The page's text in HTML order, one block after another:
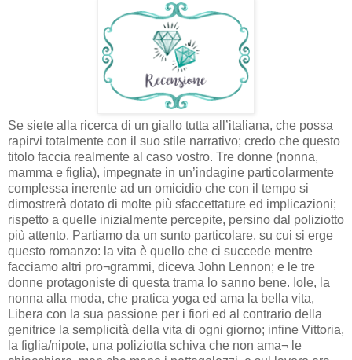
Se siete alla ricerca di un giallo tutta all’italiana, che possa
rapirvi totalmente con il suo stile narrativo; credo che questo
titolo faccia realmente al caso vostro. Tre donne (nonna,
mamma e figlia), impegnate in un’indagine particolarmente
complessa inerente ad un omicidio che con il tempo si
dimostrerà dotato di molte più sfaccettature ed implicazioni;
rispetto a quelle inizialmente percepite, persino dal poliziotto
più attento. Partiamo da un sunto particolare, su cui si erge
questo romanzo: la vita è quello che ci succede mentre
facciamo altri pro¬grammi, diceva John Lennon; e le tre
donne protagoniste di questa trama lo sanno bene. Iole, la
nonna alla moda, che pratica yoga ed ama la bella vita,
Libera con la sua passione per i fiori ed al contrario della
genitrice la semplicità della vita di ogni giorno; infine Vittoria,
la figlia/nipote, una poliziotta schiva che non ama¬ le